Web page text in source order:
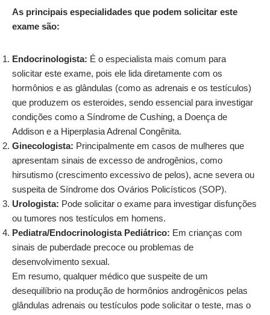
As principais especialidades que podem solicitar este
exame são:
Endocrinologista: É o especialista mais comum para
solicitar este exame, pois ele lida diretamente com os
hormônios e as glândulas (como as adrenais e os testículos)
que produzem os esteroides, sendo essencial para investigar
condições como a Síndrome de Cushing, a Doença de
Addison e a Hiperplasia Adrenal Congênita.
Ginecologista: Principalmente em casos de mulheres que
apresentam sinais de excesso de androgênios, como
hirsutismo (crescimento excessivo de pelos), acne severa ou
suspeita de Síndrome dos Ovários Policísticos (SOP).
Urologista: Pode solicitar o exame para investigar disfunções
ou tumores nos testículos em homens.
Pediatra/Endocrinologista Pediátrico: Em crianças com
sinais de puberdade precoce ou problemas de
desenvolvimento sexual.
Em resumo, qualquer médico que suspeite de um
desequilíbrio na produção de hormônios androgênicos pelas
glândulas adrenais ou testículos pode solicitar o teste, mas o